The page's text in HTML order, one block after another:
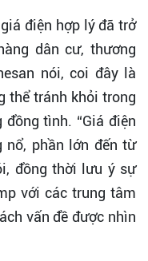
điện hợp lý đã trở
dân cư, thương
nói, coi đây là
thể tránh khỏi trong
tình. “Giá điện
nổ, phần lớn đến từ
đồng thời lưu ý sự
với các trung tâm
vấn đề được nhìn